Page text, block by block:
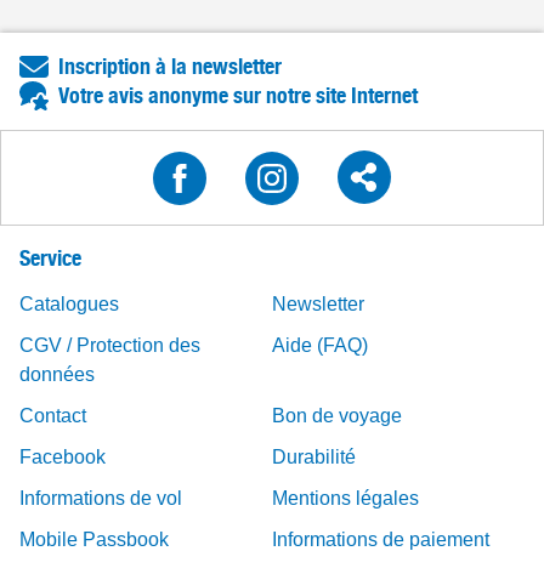
Inscription à la newsletter
Votre avis anonyme sur notre site Internet
Service
Catalogues
Newsletter
CGV / Protection des
données
Aide (FAQ)
Contact
Bon de voyage
Facebook
Durabilité
Informations de vol
Mentions légales
Mobile Passbook
Informations de paiement